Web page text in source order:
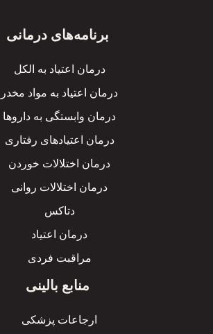
برنامه‌های درمانی
درمان اعتیاد به الکل
درمان اعتیاد به مواد مخدر
درمان وابستگی به داروها
درمان اعتیادهای رفتاری
درمان اختلالات خوردن
درمان اختلالات روانی
دتاکس
درمان اعتیاد
مراقبت فردی
منابع بالینی
ارجاعات پزشکی